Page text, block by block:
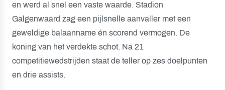
en werd al snel een vaste waarde. Stadion
Galgenwaard zag een pijlsnelle aanvaller met een
geweldige balaanname én scorend vermogen. De
koning van het verdekte schot. Na 21
competitiewedstrijden staat de teller op zes doelpunten
en drie assists.